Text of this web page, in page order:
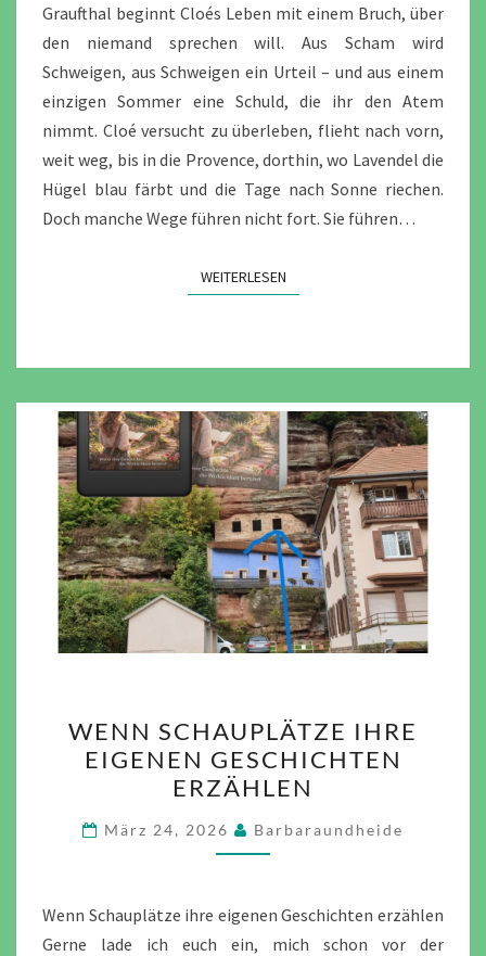
Graufthal beginnt Cloés Leben mit einem Bruch, über
den niemand sprechen will. Aus Scham wird
Schweigen, aus Schweigen ein Urteil – und aus einem
einzigen Sommer eine Schuld, die ihr den Atem
nimmt. Cloé versucht zu überleben, flieht nach vorn,
weit weg, bis in die Provence, dorthin, wo Lavendel die
Hügel blau färbt und die Tage nach Sonne riechen.
Doch manche Wege führen nicht fort. Sie führen…
WEITERLESENWEITERLESEN
SCHAUPLÄTZE
IHRE
EIGENEN
GESCHICHTEN
ERZÄHLEN
WENN SCHAUPLÄTZE IHRE
EIGENEN GESCHICHTEN
ERZÄHLEN
März 24, 2026 Barbaraundheide
Wenn Schauplätze ihre eigenen Geschichten erzählen
Gerne lade ich euch ein, mich schon vor der